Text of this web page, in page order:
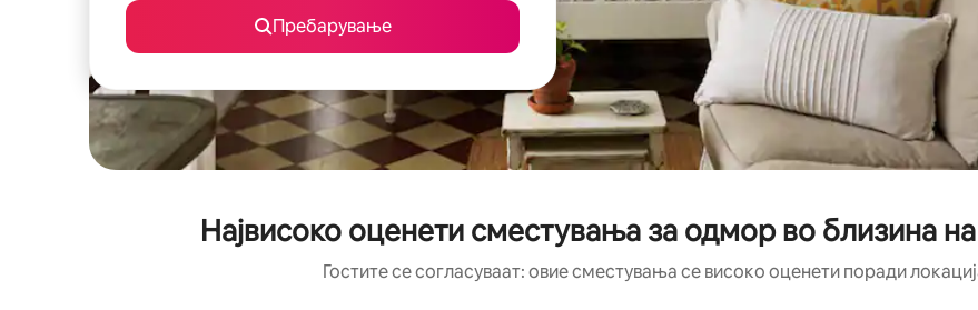
Пребарување
Највисоко оценети сместувања за одмор во близина
Гостите се согласуваат: овие сместувања се високо оценети поради